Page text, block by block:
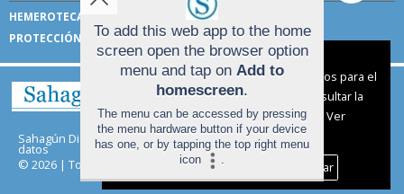
HEMEROTECA
TÉRMINOS DE USO
PROTECCIÓN DE DATOS
Sahagún Digital | Términos de uso|Protección de
datos
© 2026 | Todos los derechos reservados
To add this web app to the home
screen open the browser option
menu and tap on Add to
homescreen.
The menu can be accessed by pressing
the menu hardware button if your device
has one, or by tapping the top right menu
icon
.
Aviso sobre el Uso de cookies:
Utilizamos cookies nuestras y de terceros para el
funcionamiento del digital. Puedes consultar la
lista de cookies y como desconectarlas.
Ver
nuestra Política de Privacidad y Cookies
Aceptar Cookies
Personalizar